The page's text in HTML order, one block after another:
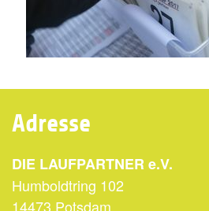
Adresse
DIE LAUFPARTNER e.V.
Humboldtring 102
14473 Potsdam